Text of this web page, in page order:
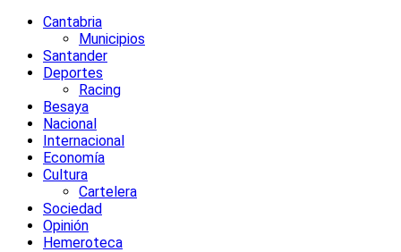
Cantabria
Municipios
Santander
Deportes
Racing
Besaya
Nacional
Internacional
Economía
Cultura
Cartelera
Sociedad
Opinión
Hemeroteca